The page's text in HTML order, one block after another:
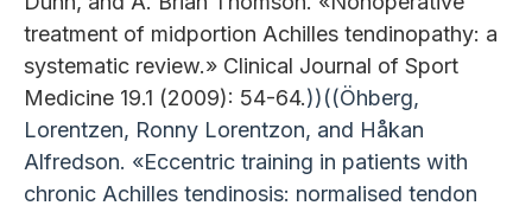
treatment of midportion Achilles tendinopathy: a
systematic review.» Clinical Journal of Sport
Medicine 19.1 (2009): 54-64.))((Öhberg,
Lorentzen, Ronny Lorentzon, and Håkan
Alfredson. «Eccentric training in patients with
chronic Achilles tendinosis: normalised tendon